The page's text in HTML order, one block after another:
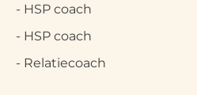
- HSP coach
- HSP coach
- Relatiecoach